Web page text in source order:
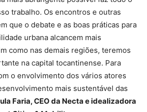
trabalho. Os encontros e outras
que o debate e as boas práticas para
urbana alcancem mais
como nas demais regiões, teremos
na capital tocantinense. Para
o envolvimento dos vários atores
mais sustentável das
Faria, CEO da Necta e idealizadora